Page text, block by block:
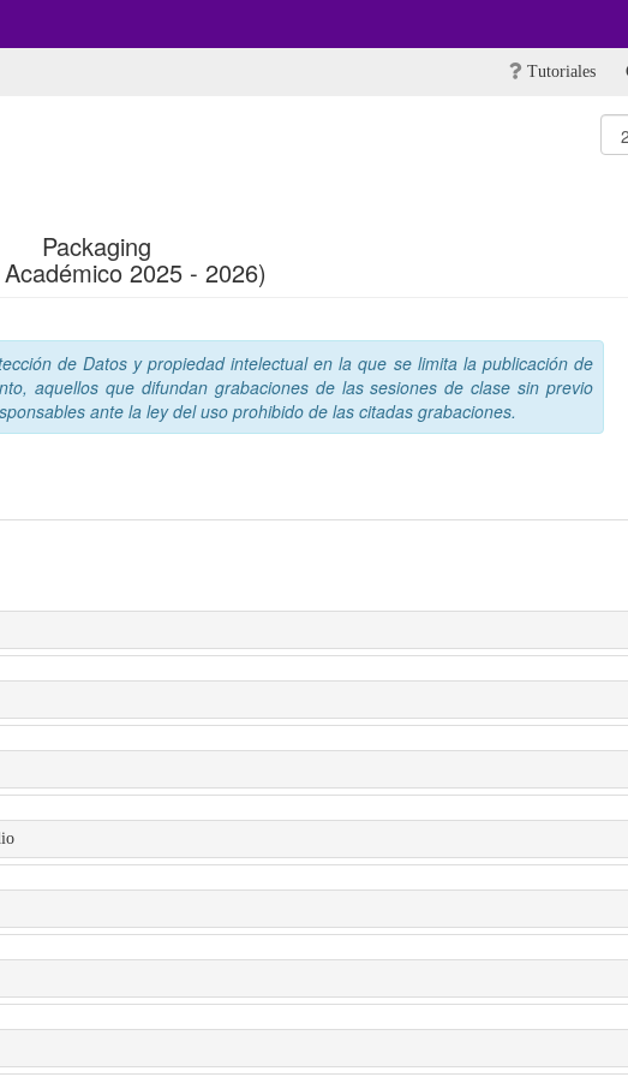
Tutoriales
Packaging
2025 - 2026)
de Datos y propiedad intelectual en la que se limita la publicación de
aquellos que difundan grabaciones de las sesiones de clase sin previo
ante la ley del uso prohibido de las citadas grabaciones.